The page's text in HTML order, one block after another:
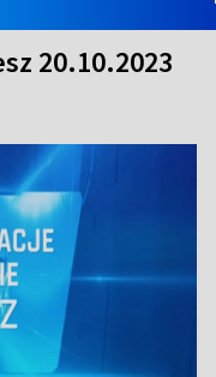
20.10.2023